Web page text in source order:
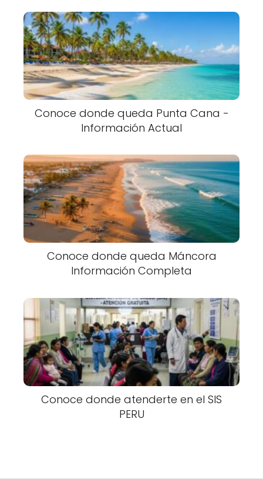
Conoce donde queda Punta Cana -
Información Actual
Conoce donde queda Máncora
Información Completa
Conoce donde atenderte en el SIS
PERU